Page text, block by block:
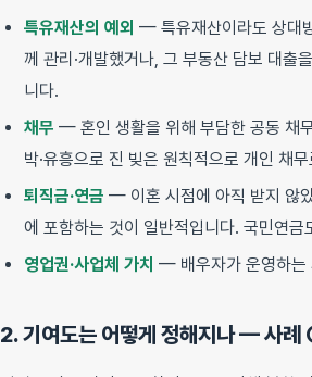
특유재산의 예외 — 특유재산이라도 상대
께 관리·개발했거나, 그 부동산 담보 대출
니다.
채무 — 혼인 생활을 위해 부담한 공동 채
박·유흥으로 진 빚은 원칙적으로 개인 채
퇴직금·연금 — 이혼 시점에 아직 받지 않
에 포함하는 것이 일반적입니다. 국민연
영업권·사업체 가치 — 배우자가 운영하는
2. 기여도는 어떻게 정해지나 — 사